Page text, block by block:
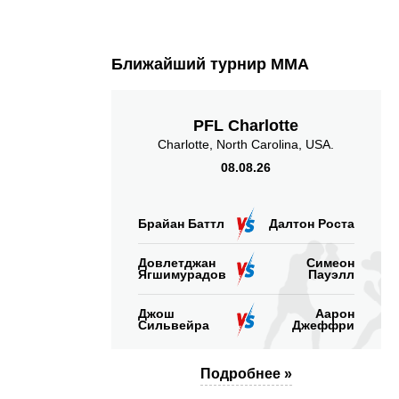
Ближайший турнир ММА
PFL Charlotte
Charlotte, North Carolina, USA.
08.08.26
Брайан Баттл Далтон Роста
Довлетджан
Ягшимурадов
Симеон
Пауэлл
Джош
Сильвейра
Аарон
Джеффри
Подробнее »